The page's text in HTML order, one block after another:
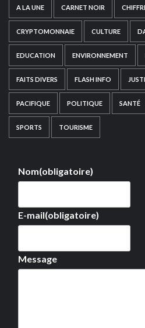
A LA UNE CARNET NOIR
CRYPTOMONNAIE CULTURE
EDUCATION ENVIRONNEMENT
FAITS DIVERS FLASH INFO
PACIFIQUE POLITIQUE SANTÉ
SPORTS TOURISME
Nom(obligatoire)
E-mail(obligatoire)
Message